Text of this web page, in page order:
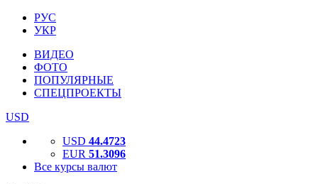
РУС
УКР
ВИДЕО
ФОТО
ПОПУЛЯРНЫЕ
СПЕЦПРОЕКТЫ
USD
USD 44.4723
EUR 51.3096
Все курсы валют